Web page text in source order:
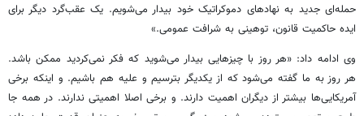
حمله‌ای جدید به نهادهای دموکراتیک خود بیدار می‌شویم. یک عقب‌گرد دیگر برای
ایده حاکمیت قانون، توهینی به شرافت عمومی.»
وی ادامه داد: «هر روز با چیزهایی بیدار می‌شوید که فکر نمی‌کردید ممکن باشد.
هر روز به ما گفته می‌شود که از یکدیگر بترسیم و علیه هم باشیم. و اینکه برخی
آمریکایی‌ها بیشتر از دیگران اهمیت دارند. و برخی اصلا اهمیتی ندارند. در همه جا